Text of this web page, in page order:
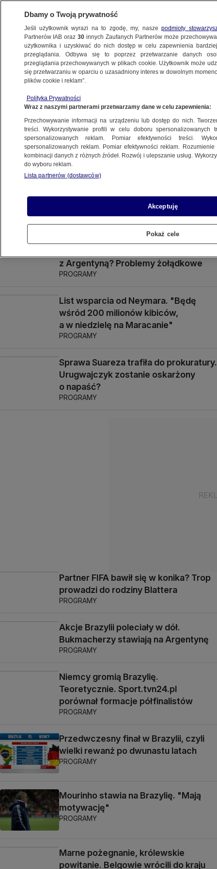
MISTRZOSTWA ŚWIATA
W BRAZYLII
Klose rekordzista. Zdjął klątwę,
PROGRAMY
Takiego pogromu świat jeszcze
nie widział
PROGRAMY
Brazylijczycy pamiętali. Neymar
PROGRAMY
z Argentyną? Problemy żołądkowe
PROGRAMY
List wsparcia od Neymara. "Będę
wśród 200 milionów kibiców,
a w niedzielę na Maracanie"
PROGRAMY
Sprawa Suareza trafiła do prokuratury.
Urugwajczyk zostanie oskarżony
o napaść?
PROGRAMY
Partner FIFA bawił się w konika? Trop
prowadzi do rodziny Blattera
PROGRAMY
Akcje Brazylii poleciały w dół.
Bukmacherzy stawiają na Argentynę
PROGRAMY
Niemcy gromią Brazylię.
Teoretycznie. Sport.tvn24.pl
porównał formacje półfinalistów
PROGRAMY
Przedwczesny finał w Brazylii, czyli
wielki rewanż po dwunastu latach
PROGRAMY
Mourinho stawia na Brazylię. "Mają
motywację"
PROGRAMY
Marne pożegnanie, królewskie
powitanie. Belgowie wrócili do kraju
Dbamy o Twoją prywatność
Jeśli użytkownik wyrazi na to zgodę, my, naszepodmioty
Partnerów IAB oraz30 innych Zaufanych Partnerów może
użytkownika i uzyskiwać do nich dostęp w celu zapewnienia
przeglądania. Odbywa się to poprzez przetwarzanie danych
przeglądania przechowywanych w plikach cookie. Użytkownik może
się przetwarzaniu w oparciu o uzasadniony interes w dowolnym
plików cookie i reklam”.
Polityka Prywatności
Wraz z naszymi partnerami przetwarzamy dane w celu zapewnienia:
Przechowywanie informacji na urządzeniu lub dostęp do nich.
treści. Wykorzystywanie profili w celu doboru spersonalizowanych
spersonalizowanych reklam. Pomiar efektywności treści.
spersonalizowanych reklam. Pomiar efektywności reklam.
kombinacji danych z różnych źródeł. Rozwój i ulepszanie usług.
do wyboru reklam.
Lista partnerów (dostawców)
Akceptuję
Pokaż cele